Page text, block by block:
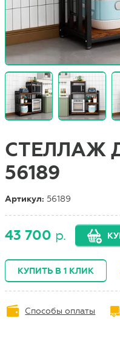
СТЕЛЛАЖ
56189
Артикул: 56189
43 700 р.
КУПИТЬ В 1 КЛИК
Способы оплаты